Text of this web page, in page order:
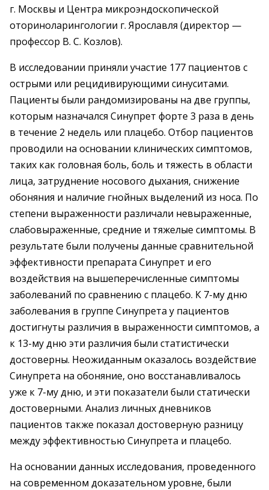
г. Москвы и Центра микроэндоскопической
оториноларингологии г. Ярославля (директор —
профессор В. С. Козлов).
В исследовании приняли участие 177 пациентов с
острыми или рецидивирующими синуситами.
Пациенты были рандомизированы на две группы,
которым назначался Синупрет форте 3 раза в день
в течение 2 недель или плацебо. Отбор пациентов
проводили на основании клинических симптомов,
таких как головная боль, боль и тяжесть в области
лица, затруднение носового дыхания, снижение
обоняния и наличие гнойных выделений из носа. По
степени выраженности различали невыраженные,
слабовыраженные, средние и тяжелые симптомы. В
результате были получены данные сравнительной
эффективности препарата Синупрет и его
воздействия на вышеперечисленные симптомы
заболеваний по сравнению с плацебо. К 7-му дню
заболевания в группе Синупрета у пациентов
достигнуты различия в выраженности симптомов, а
к 13-му дню эти различия были статистически
достоверны. Неожиданным оказалось воздействие
Синупрета на обоняние, оно восстанавливалось
уже к 7-му дню, и эти показатели были статически
достоверными. Анализ личных дневников
пациентов также показал достоверную разницу
между эффективностью Синупрета и плацебо.
На основании данных исследования, проведенного
на современном доказательном уровне, были